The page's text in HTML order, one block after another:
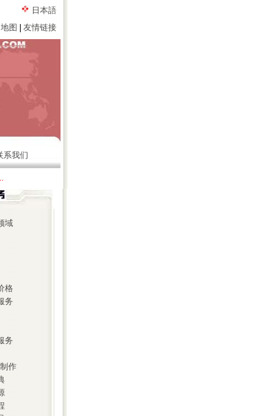
日本語
图 友情链接
系我们
域
格
务
务
作